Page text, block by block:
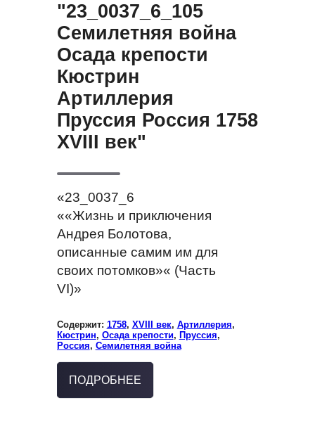
"23_0037_6_105
Семилетняя война
Осада крепости
Кюстрин
Артиллерия
Пруссия Россия 1758
XVIII век"
«23_0037_6
««Жизнь и приключения
Андрея Болотова,
описанные самим им для
своих потомков»« (Часть
VI)»
Содержит: 1758, XVIII век, Артиллерия,
Кюстрин, Осада крепости, Пруссия,
Россия, Семилетняя война
ПОДРОБНЕЕ